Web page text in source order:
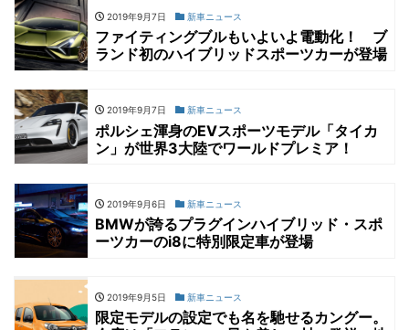
2019年9月7日 新車ニュース
ファイティングブルもいよいよ電動化！ ブ
ランド初のハイブリッドスポーツカーが登場
2019年9月7日 新車ニュース
ポルシェ渾身のEVスポーツモデル「タイカ
ン」が世界3大陸でワールドプレミア！
2019年9月6日 新車ニュース
BMWが誇るプラグインハイブリッド・スポ
ーツカーのi8に特別限定車が登場
2019年9月5日 新車ニュース
限定モデルの設定でも名を馳せるカングー。